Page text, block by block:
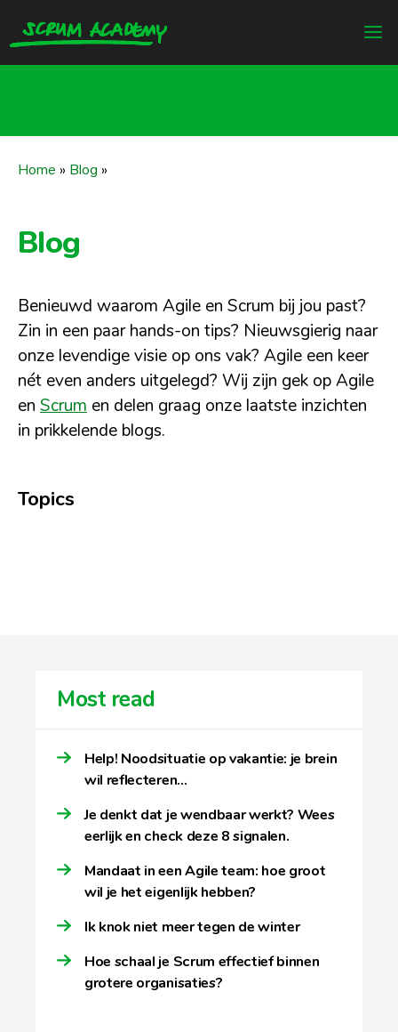
Home » Blog »
Blog
Benieuwd waarom Agile en Scrum bij jou past?
Zin in een paar hands-on tips? Nieuwsgierig naar
onze levendige visie op ons vak? Agile een keer
nét even anders uitgelegd? Wij zijn gek op Agile
en Scrum en delen graag onze laatste inzichten
in prikkelende blogs.
Topics
Most read
Help! Noodsituatie op vakantie: je brein
wil reflecteren…
Je denkt dat je wendbaar werkt? Wees
eerlijk en check deze 8 signalen.
Mandaat in een Agile team: hoe groot
wil je het eigenlijk hebben?
Ik knok niet meer tegen de winter
Hoe schaal je Scrum effectief binnen
grotere organisaties?